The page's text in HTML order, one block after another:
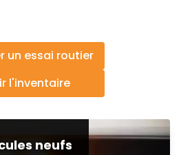
un essai routier
l'inventaire
neufs